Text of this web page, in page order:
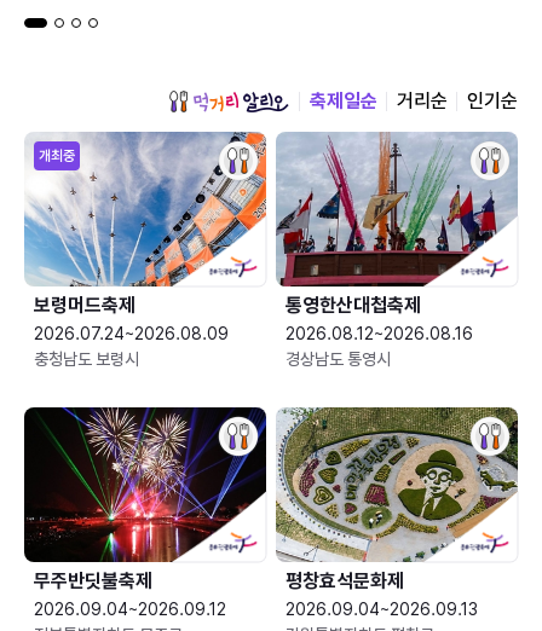
축제일순 거리순 인기순
개최중
보령머드축제
2026.07.24~2026.08.09
충청남도 보령시
통영한산대첩축제
2026.08.12~2026.08.16
경상남도 통영시
무주반딧불축제
2026.09.04~2026.09.12
평창효석문화제
2026.09.04~2026.09.13